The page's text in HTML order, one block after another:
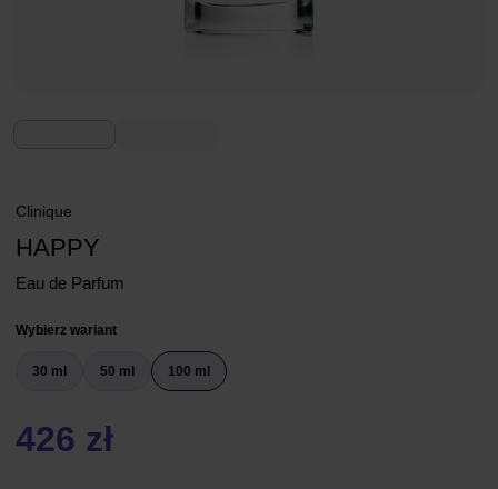
Clinique
HAPPY
Eau de Parfum
Wybierz wariant
30 ml 50 ml 100 ml
426 zł